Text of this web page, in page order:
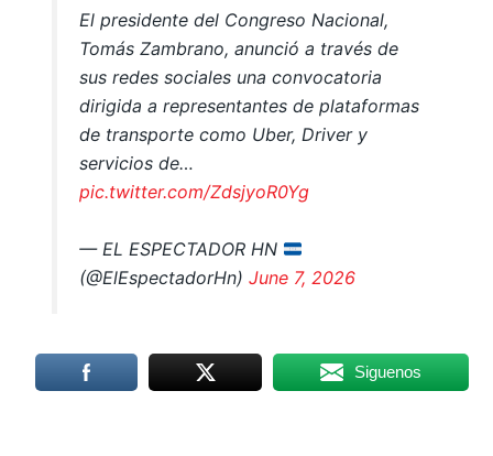
El presidente del Congreso Nacional,
Tomás Zambrano, anunció a través de
sus redes sociales una convocatoria
dirigida a representantes de plataformas
de transporte como Uber, Driver y
servicios de…
pic.twitter.com/ZdsjyoR0Yg
— EL ESPECTADOR HN
(@ElEspectadorHn) June 7, 2026
Siguenos